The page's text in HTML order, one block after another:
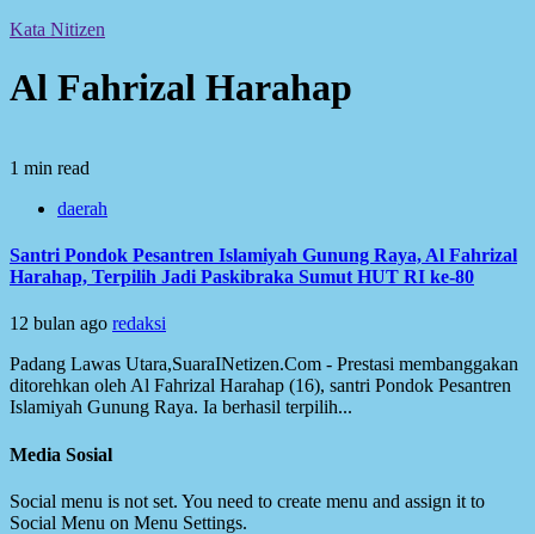
Kata Nitizen
Al Fahrizal Harahap
1 min read
daerah
Santri Pondok Pesantren Islamiyah Gunung Raya, Al Fahrizal
Harahap, Terpilih Jadi Paskibraka Sumut HUT RI ke-80
12 bulan ago redaksi
Padang Lawas Utara,SuaraINetizen.Com - Prestasi membanggakan
ditorehkan oleh Al Fahrizal Harahap (16), santri Pondok Pesantren
Islamiyah Gunung Raya. Ia berhasil terpilih...
Media Sosial
Social menu is not set. You need to create menu and assign it to
Social Menu on Menu Settings.